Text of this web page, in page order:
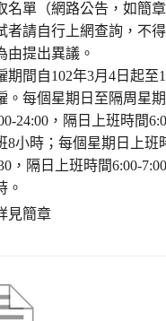
名單（網路公告，如簡
者請自行上網查詢，不
由提出異議。
期間自102年3月 4 日起至
。每個星期日至隔周星
24:00 ，隔日上班時間
8小時；每個星期日上班
，隔日上班時間6:00-7:00
。
見簡章